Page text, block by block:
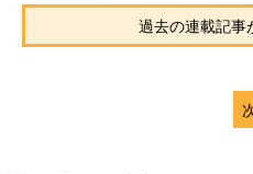
過去の連載記事